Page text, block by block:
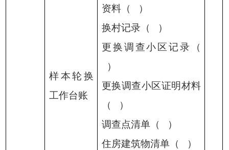
样本轮换
工作台账
资料（ ）
换村记录（
）
更换调查小区记录（
）
更换调查小区证明材料
（
）
调查点清单（
）
住房建筑物清单（
）